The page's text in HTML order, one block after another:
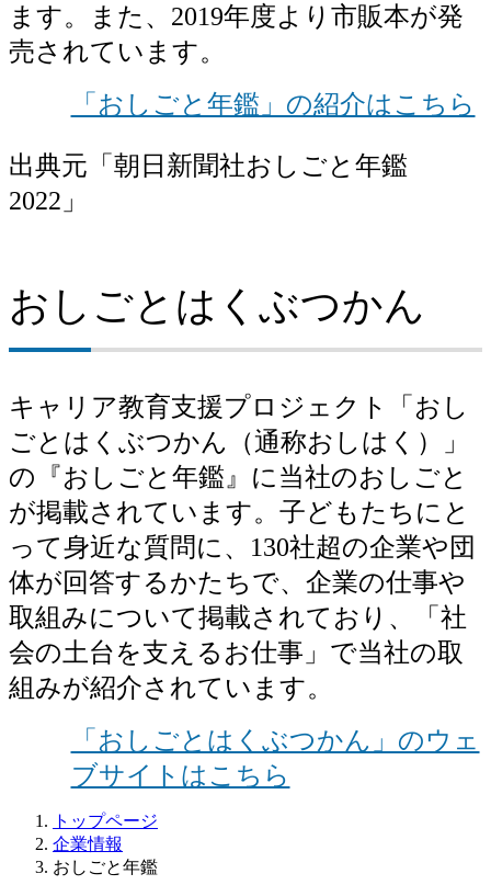
早わかり日本製鉄
広報・企業広告
ます。また、2019年度より市販本が発
売されています。
「おしごと年鑑」の紹介はこちら
出典元「朝日新聞社おしごと年鑑
2022」
おしごとはくぶつかん
キャリア教育支援プロジェクト「おし
ごとはくぶつかん（通称おしはく）」
の『おしごと年鑑』に当社のおしごと
が掲載されています。子どもたちにと
って身近な質問に、130社超の企業や団
体が回答するかたちで、企業の仕事や
取組みについて掲載されており、「社
会の土台を支えるお仕事」で当社の取
組みが紹介されています。
「おしごとはくぶつかん」のウェ
ブサイトはこちら
トップページ
企業情報
おしごと年鑑